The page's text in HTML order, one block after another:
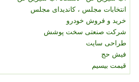
انتخابات مجلس ، کاندیدای مجلس
خرید و فروش خودرو
شرکت صنعتی سخت پوشش
طراحی سایت
فیش حج
قیمت بیسیم